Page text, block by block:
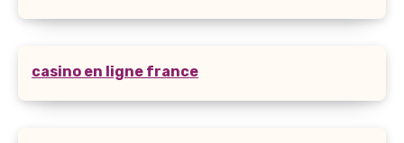
casino en ligne france